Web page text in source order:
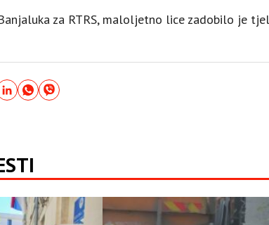
za RTRS, maloljetno lice zadobilo je